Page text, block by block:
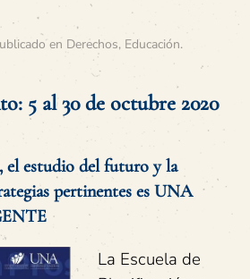
en Derechos, Educación.
5 al 30 de octubre 2020
el estudio del futuro y la
pertinentes es UNA
La Escuela de